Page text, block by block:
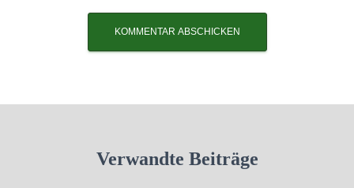
Verwandte Beiträge